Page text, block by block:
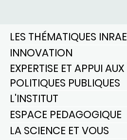
LES THÉMATIQUES INRAE
INNOVATION
EXPERTISE ET APPUI AUX
POLITIQUES PUBLIQUES
L'INSTITUT
ESPACE PEDAGOGIQUE
LA SCIENCE ET VOUS